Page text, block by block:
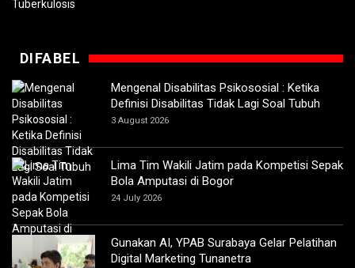
DIFABEL
Mengenal Disabilitas Psikososial : Ketika
Definisi Disabilitas Tidak Lagi Soal Tubuh
3 August 2026
Lima Tim Wakili Jatim pada Kompetisi Sepak
Bola Amputasi di Bogor
24 July 2026
Gunakan AI, YPAB Surabaya Gelar Pelatihan
Digital Marketing Tunanetra